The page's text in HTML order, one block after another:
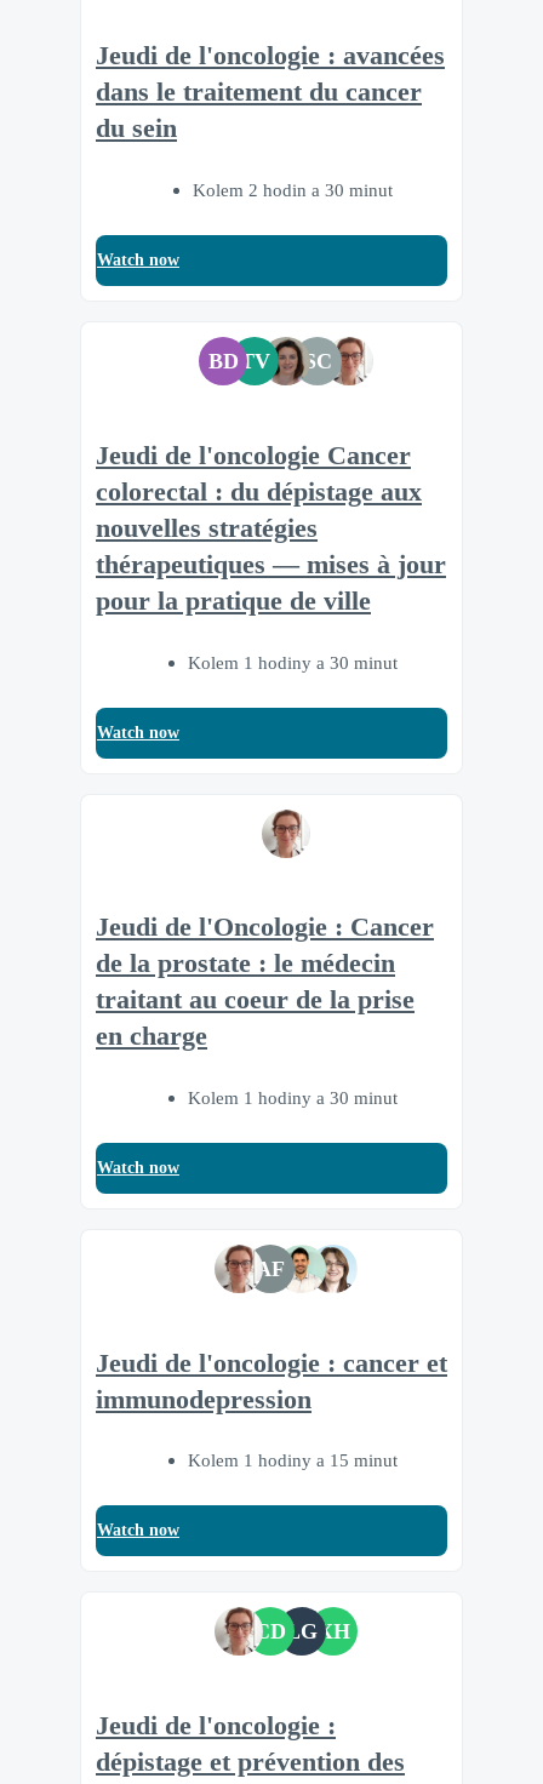
Jeudi de l'oncologie : avancées
dans le traitement du cancer
du sein
Kolem 2 hodin a 30 minut
Watch now
BD TV SC
Jeudi de l'oncologie Cancer
colorectal : du dépistage aux
nouvelles stratégies
thérapeutiques — mises à jour
pour la pratique de ville
Kolem 1 hodiny a 30 minut
Watch now
Jeudi de l'Oncologie : Cancer
de la prostate : le médecin
traitant au coeur de la prise
en charge
Kolem 1 hodiny a 30 minut
Watch now
AF
Jeudi de l'oncologie : cancer et
immunodepression
Kolem 1 hodiny a 15 minut
Watch now
CD LGXH
Jeudi de l'oncologie :
dépistage et prévention des